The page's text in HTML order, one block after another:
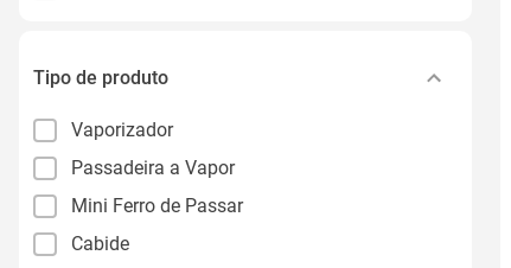
Tipo de produto
Vaporizador
Passadeira a Vapor
Mini Ferro de Passar
Cabide